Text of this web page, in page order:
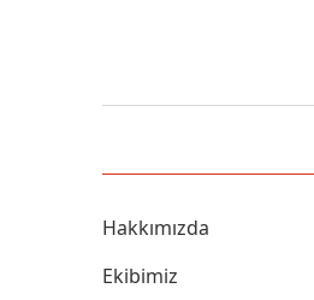
Hakkımızda
Ekibimiz